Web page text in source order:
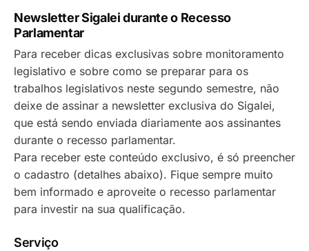
Newsletter Sigalei durante o Recesso
Parlamentar
Para receber dicas exclusivas sobre monitoramento
legislativo e sobre como se preparar para os
trabalhos legislativos neste segundo semestre, não
deixe de assinar a newsletter exclusiva do Sigalei,
que está sendo enviada diariamente aos assinantes
durante o recesso parlamentar.
Para receber este conteúdo exclusivo, é só preencher
o cadastro (detalhes abaixo). Fique sempre muito
bem informado e aproveite o recesso parlamentar
para investir na sua qualificação.
Serviço